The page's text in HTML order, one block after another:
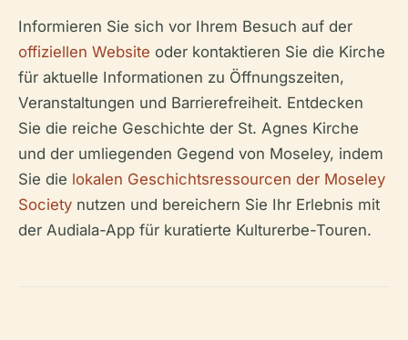
Informieren Sie sich vor Ihrem Besuch auf der
offiziellen Website oder kontaktieren Sie die Kirche
für aktuelle Informationen zu Öffnungszeiten,
Veranstaltungen und Barrierefreiheit. Entdecken
Sie die reiche Geschichte der St. Agnes Kirche
und der umliegenden Gegend von Moseley, indem
Sie die lokalen Geschichtsressourcen der Moseley
Society nutzen und bereichern Sie Ihr Erlebnis mit
der Audiala-App für kuratierte Kulturerbe-Touren.